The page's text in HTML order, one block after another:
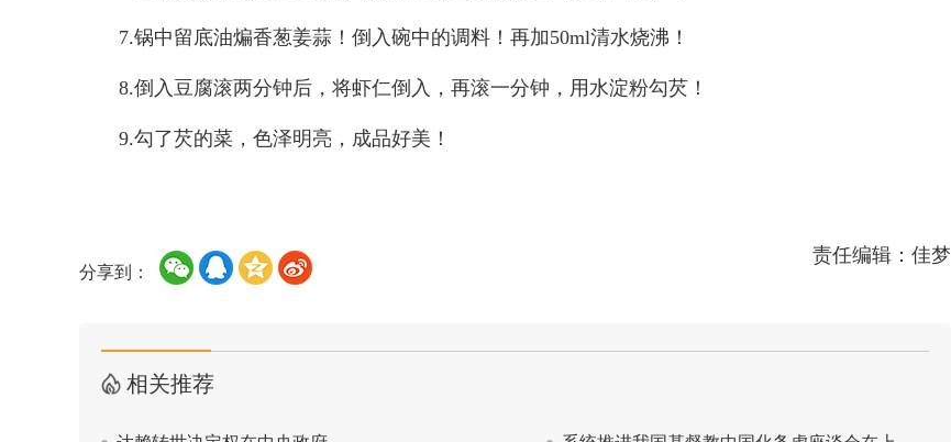
7.锅中留底油煸香葱姜蒜！倒入碗中的调料！再加50ml清水烧沸！
8.倒入豆腐滚两分钟后，将虾仁倒入，再滚一分钟，用水淀粉勾芡！
9.勾了芡的菜，色泽明亮，成品好美！
分享到：
责任编辑：佳梦